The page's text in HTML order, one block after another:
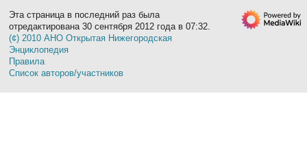
Эта страница в последний раз была
отредактирована 30 сентября 2012 года в 07:32.
(¢) 2010 АНО Открытая Нижегородская
Энциклопедия
Правила
Список авторов/участников